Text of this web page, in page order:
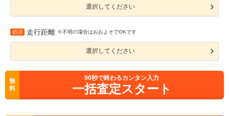
選択してください
必須 走行距離 ※不明の場合はおおよそでOKです
選択してください
無
料
90秒で終わるカンタン入力
一括査定スタート